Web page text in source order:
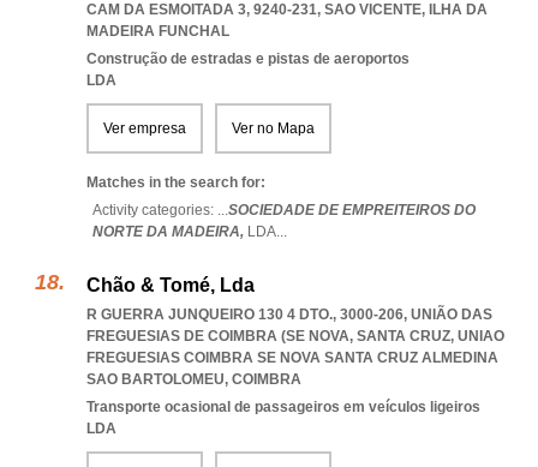
CAM DA ESMOITADA 3, 9240-231, SAO VICENTE, ILHA DA
MADEIRA FUNCHAL
Construção de estradas e pistas de aeroportos
LDA
Ver empresa Ver no Mapa
Matches in the search for:
Activity categories: ...SOCIEDADE DE EMPREITEIROS DO
NORTE DA MADEIRA, LDA...
Chão & Tomé, Lda
R GUERRA JUNQUEIRO 130 4 DTO., 3000-206, UNIÃO DAS
FREGUESIAS DE COIMBRA (SE NOVA, SANTA CRUZ, UNIAO
FREGUESIAS COIMBRA SE NOVA SANTA CRUZ ALMEDINA
SAO BARTOLOMEU, COIMBRA
Transporte ocasional de passageiros em veículos ligeiros
LDA